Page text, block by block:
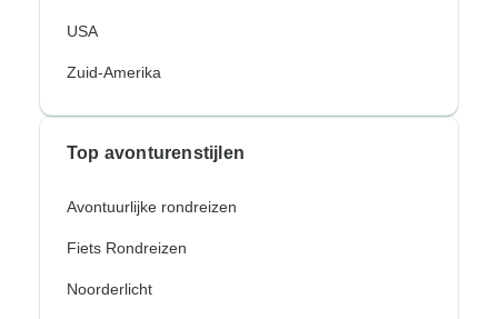
USA
Zuid-Amerika
Top avonturenstijlen
Avontuurlijke rondreizen
Fiets Rondreizen
Noorderlicht